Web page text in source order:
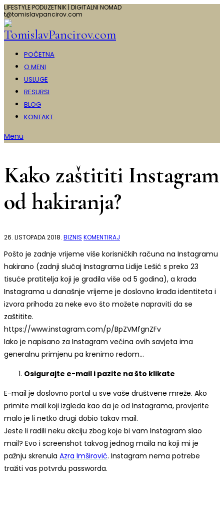
LIFESTYLE PODUZETNIK | DIGITALNI NOMAD
t@tomislavpancirov.com
POČETNA
O MENI
USLUGE
RESURSI
BLOG
KONTAKT
Menu
Kako zaštititi Instagram
od hakiranja?
26. LISTOPADA 2018. BIZNIS KOMENTIRAJ
ZAŠTITITI
INSTAGRAM
OD
HAKIRANJA?
Pošto je zadnje vrijeme više korisničkih računa na Instagramu
hakirano (zadnji slučaj Instagrama Lidije Lešić s preko 23
tisuće pratitelja koji je gradila više od 5 godina), a krađa
Instagrama u današnje vrijeme je doslovno krađa identiteta i
izvora prihoda za neke evo što možete napraviti da se
zaštitite.
https://www.instagram.com/p/BpZVMfgnZFv
Iako je napisano za Instagram većina ovih savjeta ima
generalnu primjenu pa krenimo redom…
Osigurajte e-mail i pazite na što klikate
E-mail je doslovno portal u sve vaše društvene mreže. Ako
primite mail koji izgleda kao da je od Instagrama, provjerite
malo je li netko drugi dobio takav mail.
Jeste li radili neku akciju zbog koje bi vam Instagram slao
mail? Evo i screenshot takvog jednog maila na koji mi je
pažnju skrenula Azra Imširović. Instagram nema potrebe
tražiti vas potvrdu passworda.